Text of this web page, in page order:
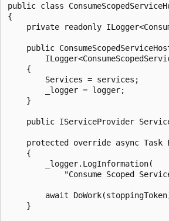
public class
{
private readonly
public
    {
        Services = services;
        _logger = logger;
    }
public IServiceProvider
protected override async Task
    {
        _logger.LogInformation(
"Consume Scoped
await
    }